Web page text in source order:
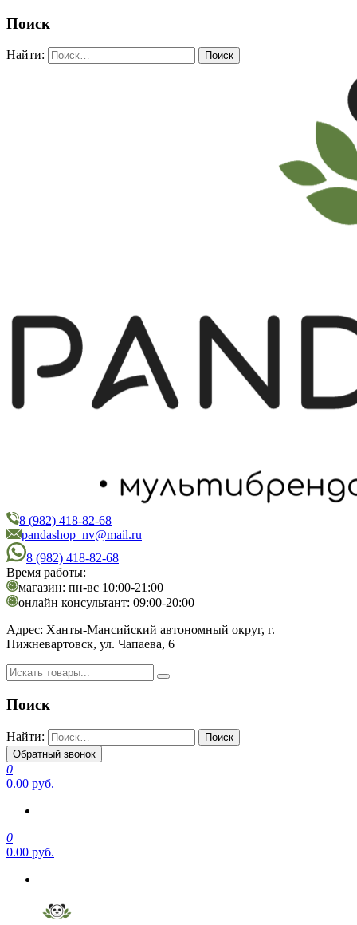
Поиск
Найти:
PandaShop
Интернет-магазин косметики
8 (982) 418-82-68
pandashop_nv@mail.ru
8 (982) 418-82-68
Время работы:
магазин: пн-вс 10:00-21:00
онлайн консультант: 09:00-20:00
Адрес: Ханты-Мансийский автономный округ, г.
Нижневартовск, ул. Чапаева, 6
Поиск
Найти:
Обратный звонок
0
0.00 руб.
0
0.00 руб.